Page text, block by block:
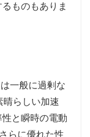
ものもありま
一般に過剰な
晴らしい加速
と瞬時の電動
らに優れた性